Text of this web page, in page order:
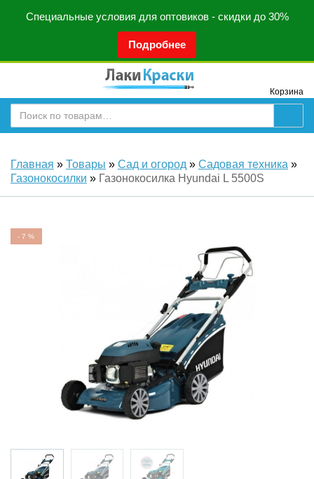
Специальные условия для оптовиков - скидки до 30%
Подробнее
Корзина
Главная » Товары » Сад и огород » Садовая техника »
Газонокосилки » Газонокосилка Hyundai L 5500S
-7%